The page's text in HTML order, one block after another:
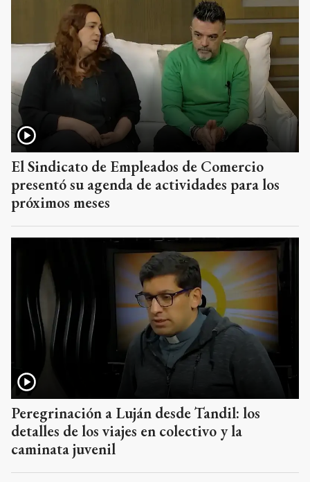
El Sindicato de Empleados de Comercio
presentó su agenda de actividades para los
próximos meses
Peregrinación a Luján desde Tandil: los
detalles de los viajes en colectivo y la
caminata juvenil